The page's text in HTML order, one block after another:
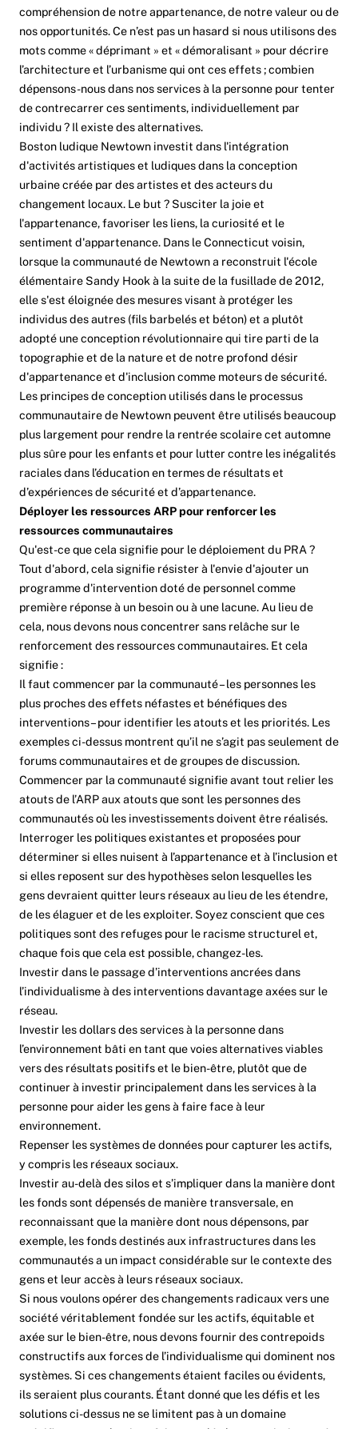
compréhension de notre appartenance, de notre valeur ou de
nos opportunités. Ce n’est pas un hasard si nous utilisons des
mots comme « déprimant » et « démoralisant » pour décrire
l’architecture et l’urbanisme qui ont ces effets ; combien
dépensons-nous dans nos services à la personne pour tenter
de contrecarrer ces sentiments, individuellement par
individu ? Il existe des alternatives.
Boston ludique Newtown investit dans l'intégration
d'activités artistiques et ludiques dans la conception
urbaine créée par des artistes et des acteurs du
changement locaux. Le but ? Susciter la joie et
l'appartenance, favoriser les liens, la curiosité et le
sentiment d'appartenance. Dans le Connecticut voisin,
lorsque la communauté de Newtown a reconstruit l'école
élémentaire Sandy Hook à la suite de la fusillade de 2012,
elle s'est éloignée des mesures visant à protéger les
individus des autres (fils barbelés et béton) et a plutôt
adopté une conception révolutionnaire qui tire parti de la
topographie et de la nature et de notre profond désir
d'appartenance et d'inclusion comme moteurs de sécurité.
Les principes de conception utilisés dans le processus
communautaire de Newtown peuvent être utilisés beaucoup
plus largement pour rendre la rentrée scolaire cet automne
plus sûre pour les enfants et pour lutter contre les inégalités
raciales dans l’éducation en termes de résultats et
d’expériences de sécurité et d’appartenance.
Déployer les ressources ARP pour renforcer les
ressources communautaires
Qu'est-ce que cela signifie pour le déploiement du PRA ?
Tout d'abord, cela signifie résister à l'envie d'ajouter un
programme d'intervention doté de personnel comme
première réponse à un besoin ou à une lacune. Au lieu de
cela, nous devons nous concentrer sans relâche sur le
renforcement des ressources communautaires. Et cela
signifie :
Il faut commencer par la communauté – les personnes les
plus proches des effets néfastes et bénéfiques des
interventions – pour identifier les atouts et les priorités. Les
exemples ci-dessus montrent qu’il ne s’agit pas seulement de
forums communautaires et de groupes de discussion.
Commencer par la communauté signifie avant tout relier les
atouts de l’ARP aux atouts que sont les personnes des
communautés où les investissements doivent être réalisés.
Interroger les politiques existantes et proposées pour
déterminer si elles nuisent à l’appartenance et à l’inclusion et
si elles reposent sur des hypothèses selon lesquelles les
gens devraient quitter leurs réseaux au lieu de les étendre,
de les élaguer et de les exploiter. Soyez conscient que ces
politiques sont des refuges pour le racisme structurel et,
chaque fois que cela est possible, changez-les.
Investir dans le passage d’interventions ancrées dans
l’individualisme à des interventions davantage axées sur le
réseau.
Investir les dollars des services à la personne dans
l’environnement bâti en tant que voies alternatives viables
vers des résultats positifs et le bien-être, plutôt que de
continuer à investir principalement dans les services à la
personne pour aider les gens à faire face à leur
environnement.
Repenser les systèmes de données pour capturer les actifs,
y compris les réseaux sociaux.
Investir au-delà des silos et s’impliquer dans la manière dont
les fonds sont dépensés de manière transversale, en
reconnaissant que la manière dont nous dépensons, par
exemple, les fonds destinés aux infrastructures dans les
communautés a un impact considérable sur le contexte des
gens et leur accès à leurs réseaux sociaux.
Si nous voulons opérer des changements radicaux vers une
société véritablement fondée sur les actifs, équitable et
axée sur le bien-être, nous devons fournir des contrepoids
constructifs aux forces de l’individualisme qui dominent nos
systèmes. Si ces changements étaient faciles ou évidents,
ils seraient plus courants. Étant donné que les défis et les
solutions ci-dessus ne se limitent pas à un domaine